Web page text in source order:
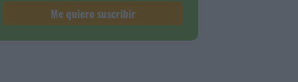
Me quiero suscribir